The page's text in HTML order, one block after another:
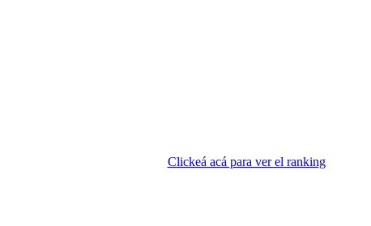
Clickeá acá para ver el ranking